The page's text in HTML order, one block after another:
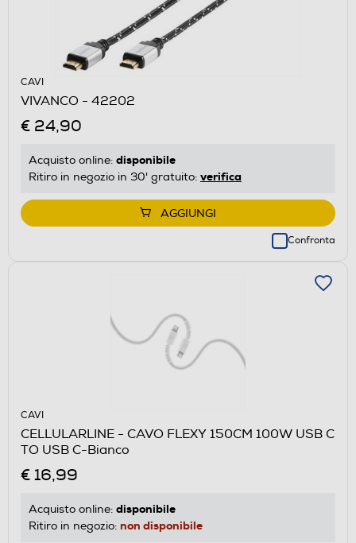
CAVI
VIVANCO - 42202
€ 24,90
Acquisto online: disponibile
Ritiro in negozio in 30' gratuito: verifica
AGGIUNGI
Confronta
CAVI
CELLULARLINE - CAVO FLEXY 150CM 100W USB C
TO USB C-Bianco
€ 16,99
Acquisto online: disponibile
Ritiro in negozio: non disponibile